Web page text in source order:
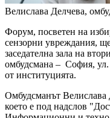
Велислава Делчева,
Форум, посветен на
сензорни увреждания,
заседателна зала на
омбудсмана – София,
от институцията.
Омбудсманът Велислава
което е под надслов